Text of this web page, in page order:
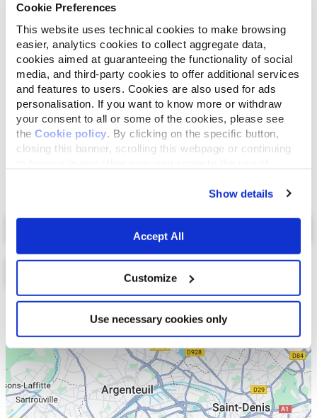
Cookie Preferences
This website uses technical cookies to make browsing
easier, analytics cookies to collect aggregate data,
cookies aimed at guaranteeing the functionality of social
media, and third-party cookies to offer additional services
and features to users. Cookies are also used for ads
personalisation. If you want to know more or withdraw
your consent to all or some of the cookies, please see
the Cookie policy . By clicking on the specific button,
closing this banner, scrolling this webpage or continuing
Show details
Accept All
Customize
Use necessary cookies only
Sans gluten
Recettes sans gluten.
Ingrédients Constituants Analytiques
Poulet 50%, bouillon de poulet 34%, riz 6%, fromage
5%, huile de tournesol 3%, foie de poulet 1%,
ovoproduits secs 1%.
Select a tab